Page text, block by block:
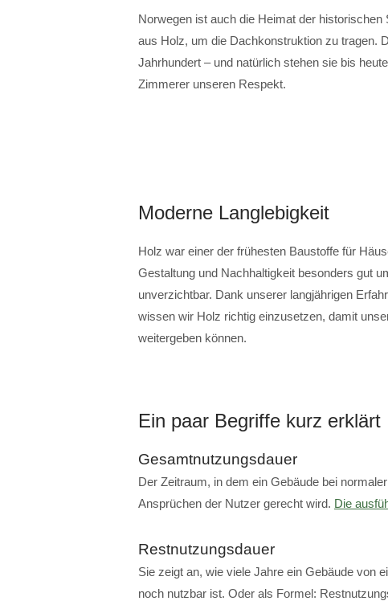
Norwegen ist auch die Heimat der
aus Holz, um die Dachkonstruktion zu tragen.
Jahrhundert – und natürlich stehen sie bis
Zimmerer unseren Respekt.
Moderne Langlebigkeit
Holz war einer der frühesten Baustoffe für
Gestaltung und Nachhaltigkeit besonders gut
unverzichtbar. Dank unserer langjährigen
wissen wir Holz richtig einzusetzen, damit
weitergeben können.
Ein paar Begriffe kurz erklärt
Gesamtnutzungsdauer
Der Zeitraum, in dem ein Gebäude bei
Ansprüchen der Nutzer gerecht wird. Die
Restnutzungsdauer
Sie zeigt an, wie viele Jahre ein Gebäude von
noch nutzbar ist. Oder als Formel: